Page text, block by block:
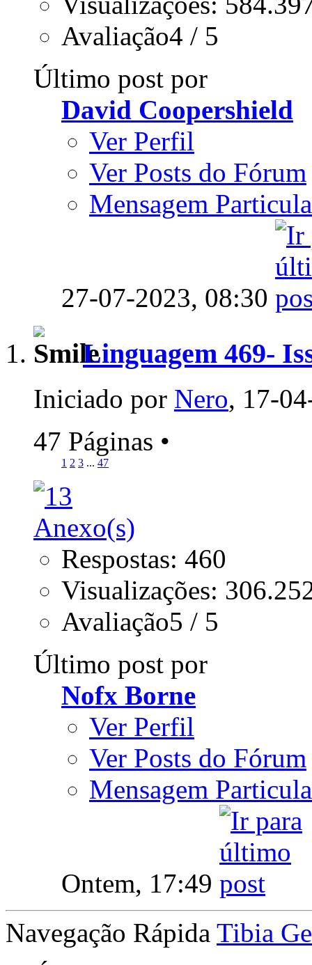
Avaliação4 / 5
Último post por
David Coopershield
Ver Perfil
Ver Posts do Fórum
Mensagem
27-07-2023, 08:30
Linguagem 469-
Iniciado por Nero, 17-
47 Páginas •
1 2 3 ... 47
Respostas: 460
Visualizações:
Avaliação5 / 5
Último post por
Nofx Borne
Ver Perfil
Ver Posts do Fórum
Mensagem
Ontem, 17:49
Navegação Rápida Tibia